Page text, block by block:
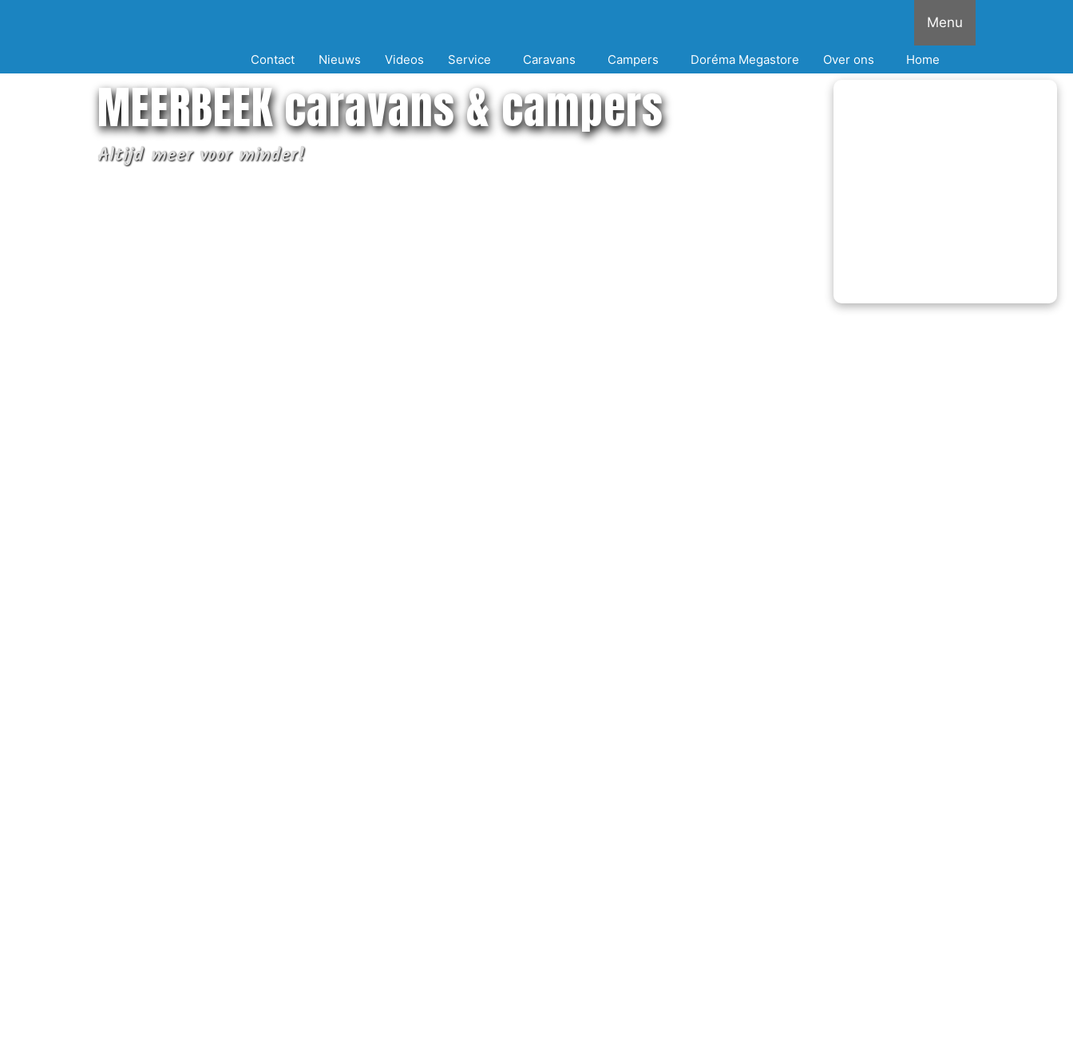
Menu
Contact Nieuws Videos Service Caravans Campers Doréma Megastore Over ons Home
MEERBEEK caravans & campers
Altijd meer voor minder!